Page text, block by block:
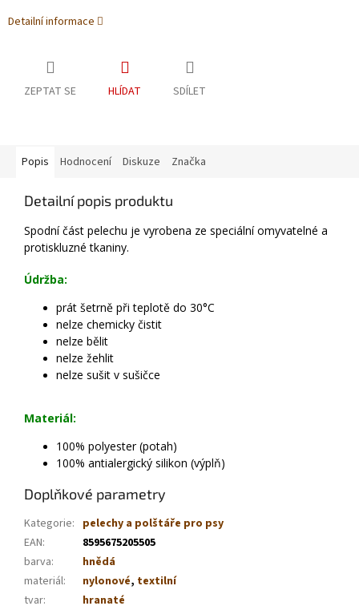
Detailní informace
ZEPTAT SE HLÍDAT SDÍLET
Popis Hodnocení Diskuze Značka
Detailní popis produktu
Spodní část pelechu je vyrobena ze speciální omyvatelné a
protiskluzné tkaniny.
Údržba:
prát šetrně při teplotě do 30°C
nelze chemicky čistit
nelze bělit
nelze žehlit
nelze sušit v sušičce
Materiál:
100% polyester (potah)
100% antialergický silikon (výplň)
Doplňkové parametry
Kategorie: pelechy a polštáře pro psy
EAN:
8595675205505
barva:
hnědá
materiál: nylonové, textilní
tvar:
hranaté